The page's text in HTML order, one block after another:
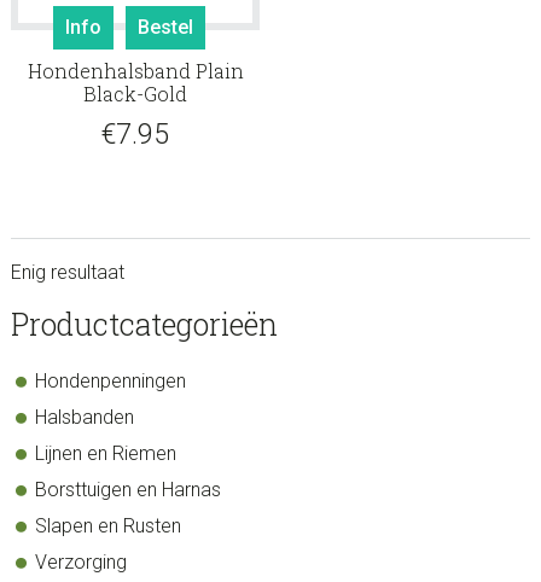
Info Bestel
Hondenhalsband Plain
Black-Gold
€7.95
Enig resultaat
sidebar
Store
Productcategorieën
Hondenpenningen
Halsbanden
Lijnen en Riemen
Borsttuigen en Harnas
Slapen en Rusten
Verzorging